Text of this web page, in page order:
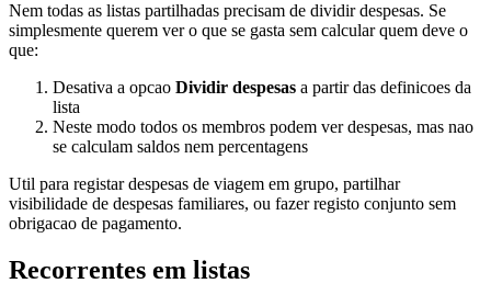
Nem todas as listas partilhadas precisam de dividir despesas. Se
simplesmente querem ver o que se gasta sem calcular quem deve o
que:
Desativa a opcao Dividir despesas a partir das definicoes da
lista
Neste modo todos os membros podem ver despesas, mas nao
se calculam saldos nem percentagens
Util para registar despesas de viagem em grupo, partilhar
visibilidade de despesas familiares, ou fazer registo conjunto sem
obrigacao de pagamento.
Recorrentes em listas